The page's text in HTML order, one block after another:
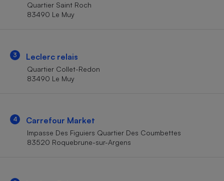
Quartier Saint Roch
83490 Le Muy
3 Leclerc relais
Quartier Collet-Redon
83490 Le Muy
4 Carrefour Market
Impasse Des Figuiers Quartier Des Coumbettes
83520 Roquebrune-sur-Argens
Climatiseur -